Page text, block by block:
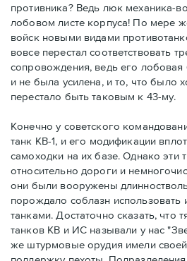
противника? Ведь люк механика-
лобовом листе корпуса! По мере
войск новыми видами
вовсе перестал соответствовать
сопровождения, ведь его лобовая
и не была усилена, и то, что было
перестало быть таковым к 43-му.
Конечно у советского
танк КВ-1, и его модификации
самоходки на их базе. Однако
относительно дороги и
они были вооружены
порождало соблазн использовать
танками. Достаточно сказать, что
танков КВ и ИС называли у нас
же штурмовые орудия имели